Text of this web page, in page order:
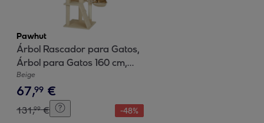
Pawhut
Árbol Rascador para Gatos,
Árbol para Gatos 160 cm,
Torre Escalador con
Múltiples Plataformas,
Cama, 2 Cuevas, Hamaca,
Escalera, Postes de Sisal,
Beige
67,99 €
131,99 € -48%